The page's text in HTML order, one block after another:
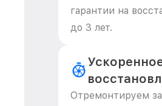
гарантии на
до 3 лет.
Отремонтируем